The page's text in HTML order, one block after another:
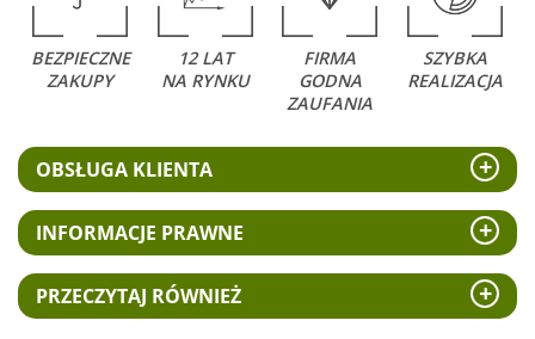
BEZPIECZNE
ZAKUPY
12 LAT
NA RYNKU
FIRMA
GODNA
ZAUFANIA
SZYBKA
REALIZACJA
OBSŁUGA KLIENTA
INFORMACJE PRAWNE
PRZECZYTAJ RÓWNIEŻ